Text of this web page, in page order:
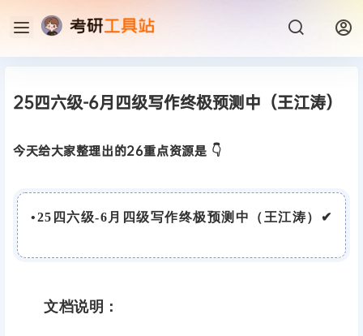
25四六级-6月四级写作终极预测中（王江涛）
今天给大家整理出的26重点资源是 👇
•25四六级-6月四级写作终极预测中（王江涛） ✔
文档说明：